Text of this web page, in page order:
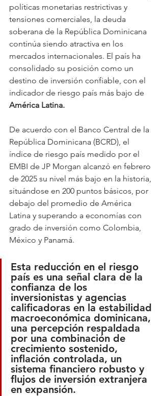
políticas monetarias restrictivas y
tensiones comerciales, la deuda
soberana de la República Dominicana
continúa siendo atractiva en los
mercados internacionales. El país ha
consolidado su posición como un
destino de inversión confiable, con el
indicador de riesgo país más bajo de
América Latina.
De acuerdo con el Banco Central de la
República Dominicana (BCRD), el
índice de riesgo país medido por el
EMBI de JP Morgan alcanzó en febrero
de 2025 su nivel más bajo en la historia,
situándose en 200 puntos básicos, por
debajo del promedio de América
Latina y superando a economías con
grado de inversión como Colombia,
México y Panamá.
Esta reducción en el riesgo
país es una señal clara de la
confianza de los
inversionistas y agencias
calificadoras en la estabilidad
macroeconómica dominicana,
una percepción respaldada
por una combinación de
crecimiento sostenido,
inflación controlada, un
sistema financiero robusto y
flujos de inversión extranjera
en expansión.